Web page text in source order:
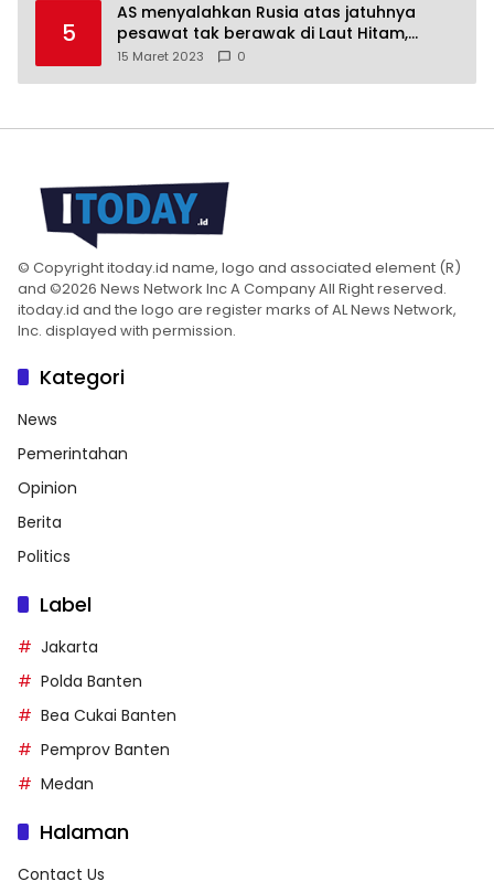
5
AS menyalahkan Rusia atas jatuhnya
pesawat tak berawak di Laut Hitam,
Moskow menyangkal
15 Maret 2023 0
© Copyright itoday.id name, logo and associated element (R)
and ©2026 News Network Inc A Company All Right reserved.
itoday.id and the logo are register marks of AL News Network,
Inc. displayed with permission.
Kategori
News
Pemerintahan
Opinion
Berita
Politics
Label
Jakarta
Polda Banten
Bea Cukai Banten
Pemprov Banten
Medan
Halaman
Contact Us